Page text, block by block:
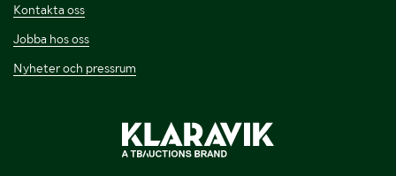
Kontakta oss
Jobba hos oss
Nyheter och pressrum